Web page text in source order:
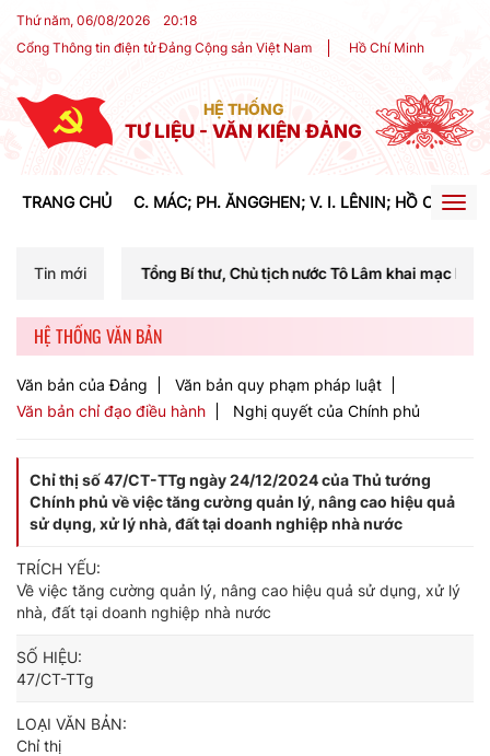
Thứ năm, 06/08/2026 20:18
Cổng Thông tin điện tử Đảng Cộng sản Việt Nam
Hồ Chí Minh
HỆ THỐNG
TƯ LIỆU - VĂN KIỆN ĐẢNG
TRANG CHỦ C. MÁC; PH. ĂNGGHEN; V. I. LÊNIN; HỒ CHÍ
Tin mới
Tổng Bí thư, Chủ tịch nước Tô Lâm khai mạc Hội nghị Trung
HỆ THỐNG VĂN BẢN
Văn bản của Đảng
Văn bản quy phạm pháp luật
Văn bản chỉ đạo điều hành
Nghị quyết của Chính phủ
Chỉ thị số 47/CT-TTg ngày 24/12/2024 của Thủ tướng
Chính phủ về việc tăng cường quản lý, nâng cao hiệu quả
sử dụng, xử lý nhà, đất tại doanh nghiệp nhà nước
TRÍCH YẾU:
Về việc tăng cường quản lý, nâng cao hiệu quả sử dụng, xử lý
nhà, đất tại doanh nghiệp nhà nước
SỐ HIỆU:
47/CT-TTg
LOẠI VĂN BẢN:
Chỉ thị